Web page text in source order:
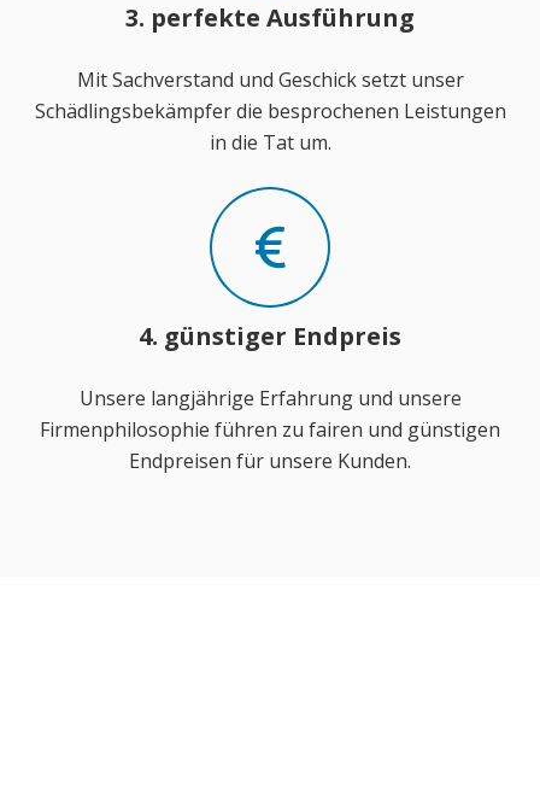
3. perfekte Ausführung
Mit Sachverstand und Geschick setzt unser
Schädlingsbekämpfer die besprochenen Leistungen
in die Tat um.
4. günstiger Endpreis
Unsere langjährige Erfahrung und unsere
Firmenphilosophie führen zu fairen und günstigen
Endpreisen für unsere Kunden.